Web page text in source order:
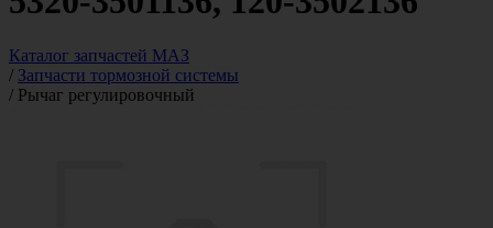
Каталог запчастей МАЗ
/ Запчасти тормозной системы
/ Рычаг регулировочный